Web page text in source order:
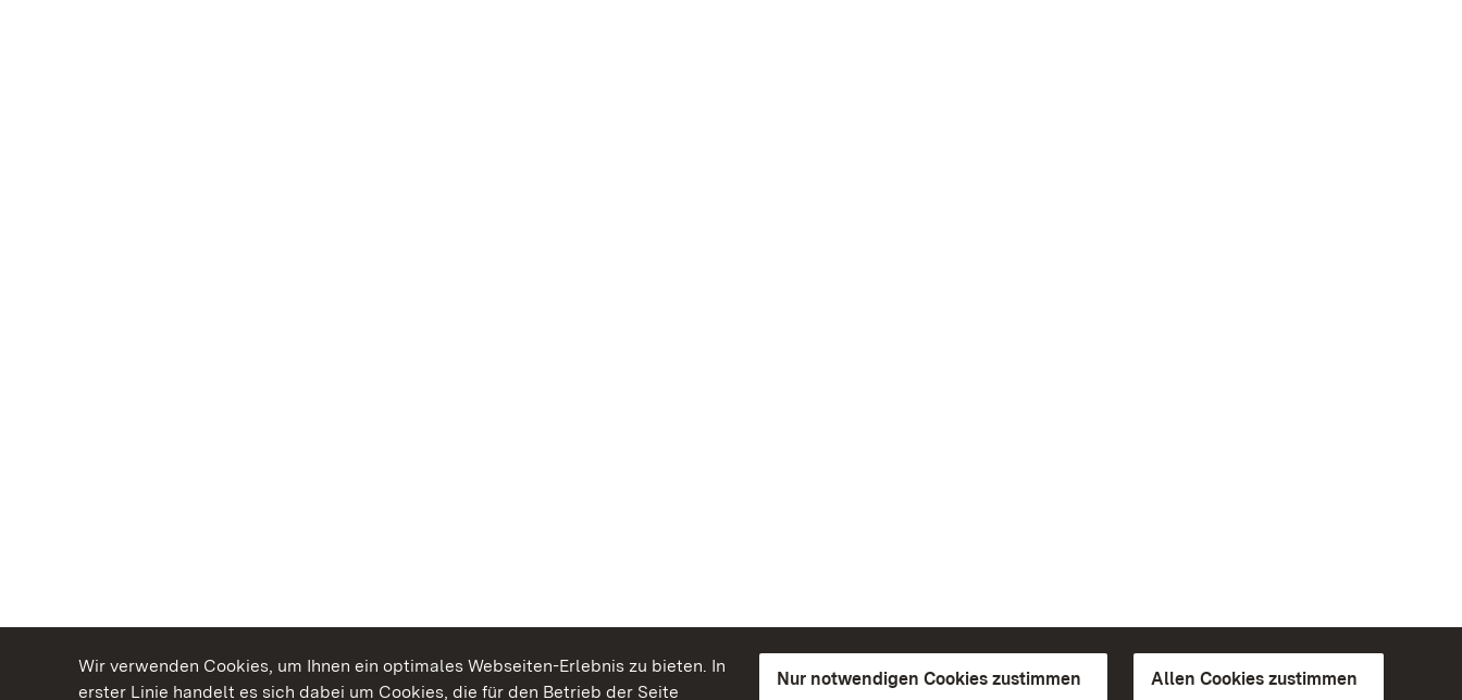
Wir verwenden Cookies, um Ihnen ein optimales Webseiten-Erlebnis zu bieten. In
erster Linie handelt es sich dabei um Cookies, die für den Betrieb der Seite
Nur notwendigen Cookies zustimmen Allen Cookies zustimmen